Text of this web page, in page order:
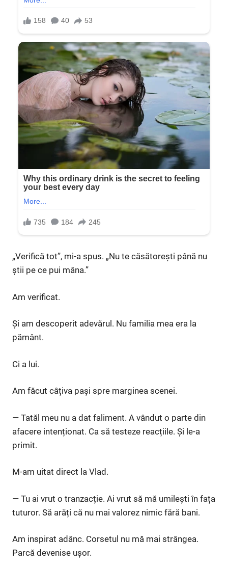
„Verifică tot”, mi-a spus. „Nu te căsătorești până nu
știi pe ce pui mâna.”
Am verificat.
Și am descoperit adevărul. Nu familia mea era la
pământ.
Ci a lui.
Am făcut câțiva pași spre marginea scenei.
— Tatăl meu nu a dat faliment. A vândut o parte din
afacere intenționat. Ca să testeze reacțiile. Și le-a
primit.
M-am uitat direct la Vlad.
— Tu ai vrut o tranzacție. Ai vrut să mă umilești în fața
tuturor. Să arăți că nu mai valorez nimic fără bani.
Am inspirat adânc. Corsetul nu mă mai strângea.
Parcă devenise ușor.